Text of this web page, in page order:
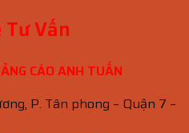
Vấn
CÁO ANH TUẤN
P. Tân phong – Quận 7 –